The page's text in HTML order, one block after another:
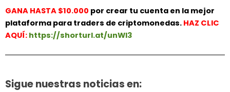
GANA HASTA $10.000 por crear tu cuenta en la mejor
plataforma para traders de criptomonedas. HAZ CLIC
AQUÍ: https://shorturl.at/unWl3
Sigue nuestras noticias en: